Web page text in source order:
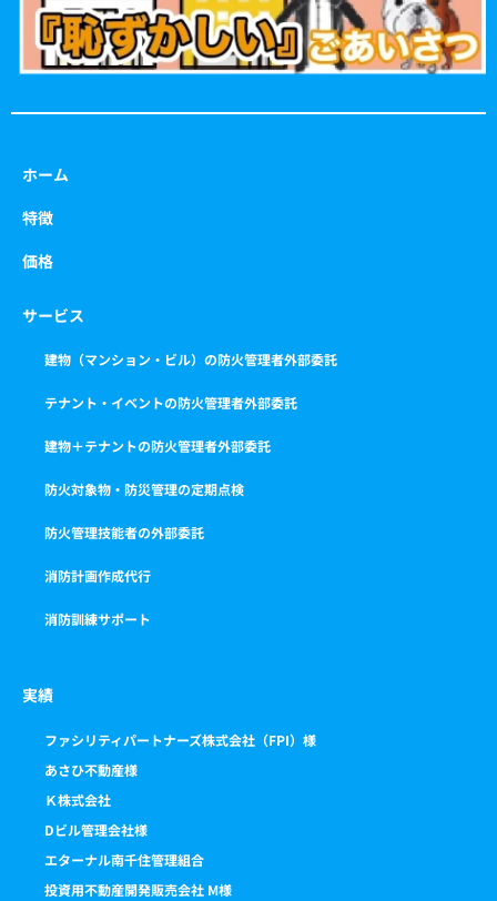
ホーム
特徴
価格
サービス
建物（マンション・ビル）の防火管理者外部委託
テナント・イベントの防火管理者外部委託
建物＋テナントの防火管理者外部委託
防火対象物・防災管理の定期点検
防火管理技能者の外部委託
消防計画作成代行
消防訓練サポート
実績
ファシリティパートナーズ株式会社（FPI）様
あさひ不動産様
Ｋ株式会社
Dビル管理会社様
エターナル南千住管理組合
投資用不動産開発販売会社 M様